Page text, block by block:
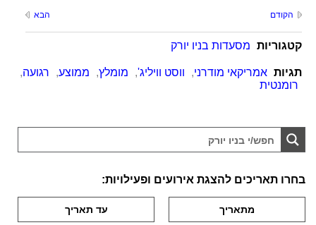
הקודם הבא
קטגוריות מסעדות בניו יורק
תגיות אמריקאי מודרני, ווסט וויליג', מומלץ, ממוצע, רגועה,
רומנטית
בחרו תאריכים להצגת אירועים ופעילויות: